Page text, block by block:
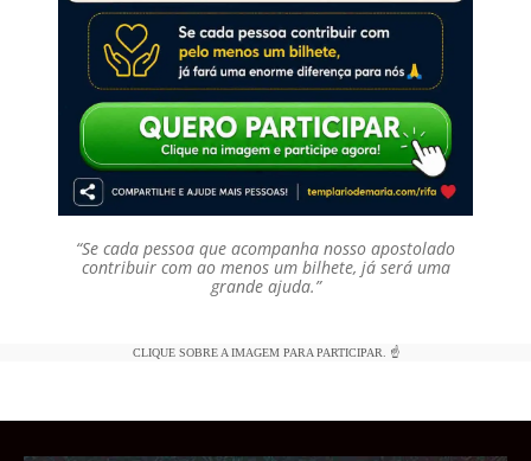
“Se cada pessoa que acompanha nosso apostolado
contribuir com ao menos um bilhete, já será uma
grande ajuda.”
CLIQUE SOBRE A IMAGEM PARA PARTICIPAR. ☝️